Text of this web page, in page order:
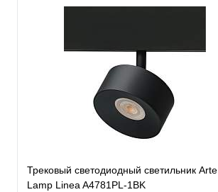
Трековый светодиодный светильник Arte
Lamp Linea A4781PL-1BK